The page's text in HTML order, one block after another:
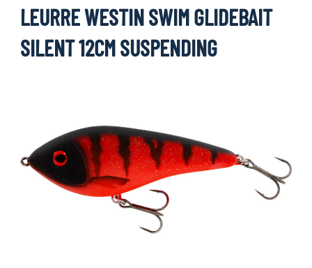
LEURRE WESTIN SWIM GLIDEBAIT
SILENT 12CM SUSPENDING